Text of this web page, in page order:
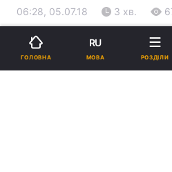
06:28, 05.07.18 3 хв.
Підпишіться
ГОЛОВНА
RU
МОВА РОЗДІЛИ